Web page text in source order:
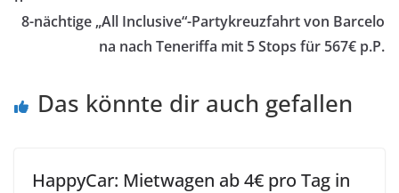
8-nächtige „All Inclusive“-Partykreuzfahrt von Barcelo
na nach Teneriffa mit 5 Stops für 567€ p.P.
Das könnte dir auch gefallen
HappyCar: Mietwagen ab 4€ pro Tag in